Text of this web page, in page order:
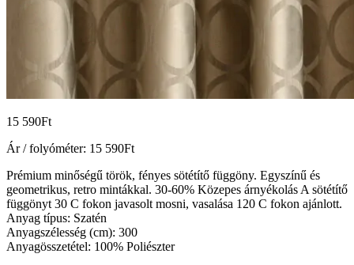
15 590Ft
Ár / folyóméter: 15 590Ft
Prémium minőségű török, fényes sötétítő függöny. Egyszínű és
geometrikus, retro mintákkal. 30-60% Közepes árnyékolás A sötétítő
függönyt 30 C fokon javasolt mosni, vasalása 120 C fokon ajánlott.
Anyag típus: Szatén
Anyagszélesség (cm): 300
Anyagösszetétel: 100% Poliészter